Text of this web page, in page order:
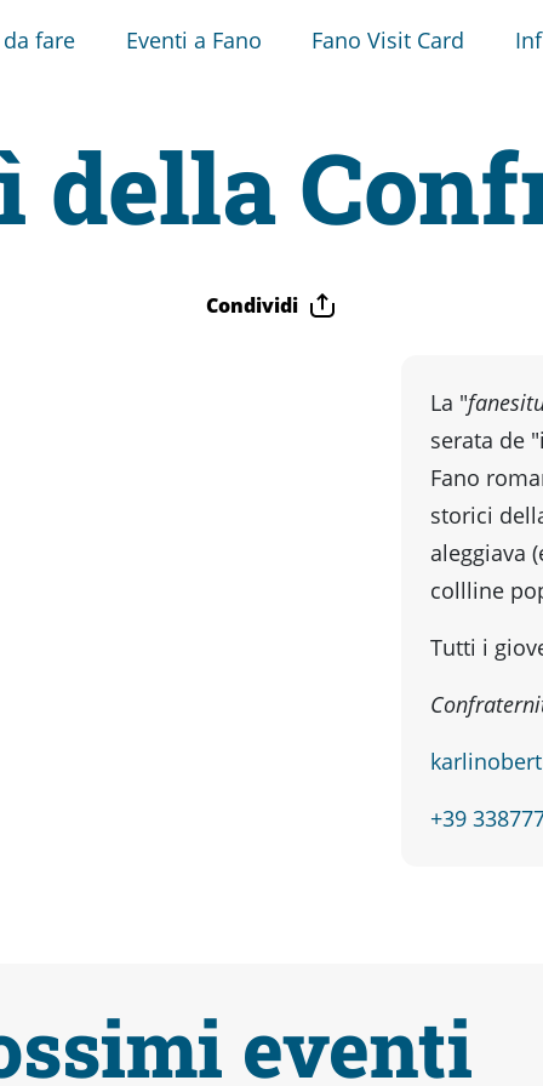
da fare Eventi a Fano Fano Visit Card
della
Condividi
La "
serata de
Fano
storici
aleggiava
collline
Tutti i
+39
eventi